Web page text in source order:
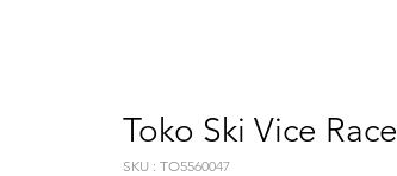
Toko Ski Vice Race
SKU : TO5560047